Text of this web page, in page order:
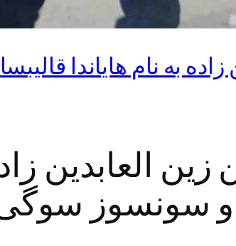
به نام هایاندا
العابدین
و سونسوز